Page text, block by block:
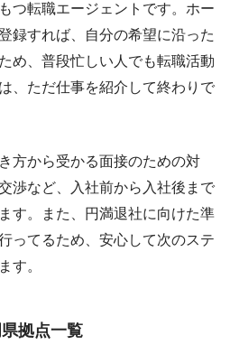
つ転職エージェントです。ホー
録すれば、自分の希望に沿った
め、普段忙しい人でも転職活動
、ただ仕事を紹介して終わりで
方から受かる面接のための対
渉など、入社前から入社後まで
す。また、円満退社に向けた準
ってるため、安心して次のステ
す。
拠点一覧